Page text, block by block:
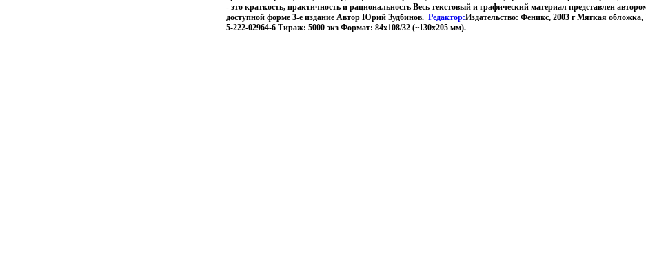
- это краткость, практичность и рациональность Весь текстовый и графический материал представлен
доступной форме 3-е издание Автор Юрий Зудбинов. Редактор:Издательство: Феникс, 2003 г Мягкая обложка,
5-222-02964-6 Тираж: 5000 экз Формат: 84x108/32 (~130х205 мм).